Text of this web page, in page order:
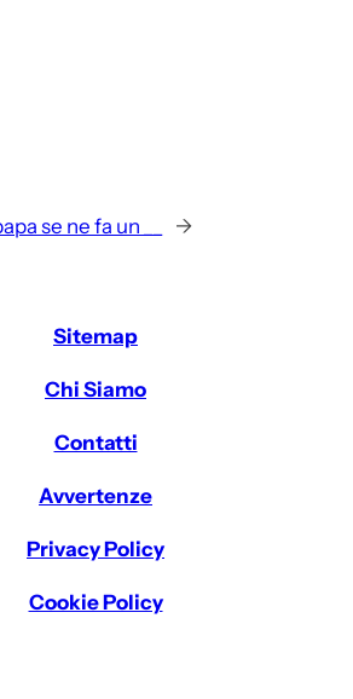
se ne fa un __ →
Sitemap
Chi Siamo
Contatti
Avvertenze
Privacy Policy
Cookie Policy